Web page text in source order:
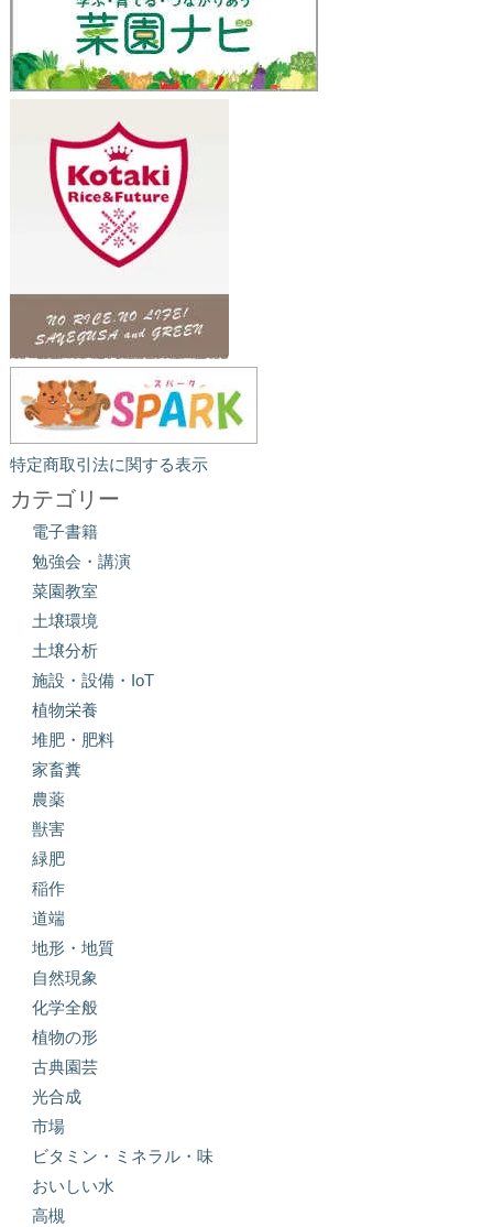
特定商取引法に関する表示
カテゴリー
電子書籍
勉強会・講演
菜園教室
土壌環境
土壌分析
施設・設備・IoT
植物栄養
堆肥・肥料
家畜糞
農薬
獣害
緑肥
稲作
道端
地形・地質
自然現象
化学全般
植物の形
古典園芸
光合成
市場
ビタミン・ミネラル・味
おいしい水
高槻